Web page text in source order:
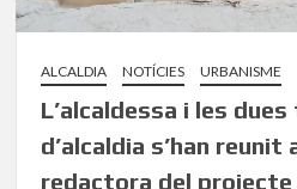
ALCALDIA NOTÍCIES URBANISME
L’alcaldessa i les
d’alcaldia s’han reunit
redactora del projecte